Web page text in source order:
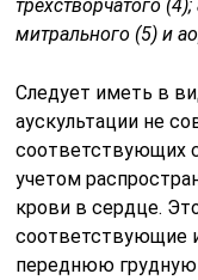
трехстворчатого
митрального (5) и
Следует иметь в
аускультации не
соответствующих
учетом
крови в сердце.
соответствующие
переднюю грудную